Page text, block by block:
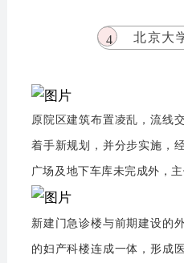
4 北京大
原院区建筑布置凌乱，流线
着手新规划，并分步实施，
广场及地下车库未完成外，
新建门急诊楼与前期建设的
的妇产科楼连成一体，形成